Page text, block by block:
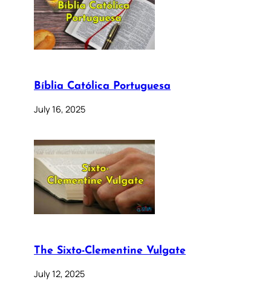
Bíblia Católica Portuguesa
July 16, 2025
The Sixto-Clementine Vulgate
July 12, 2025